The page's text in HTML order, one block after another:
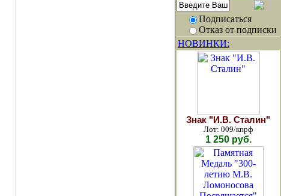
Подписаться
Отказ от подписки
НОВИНКИ:
Знак "И.В. Сталин"
Лот: 009/кпрф
1 250 руб.